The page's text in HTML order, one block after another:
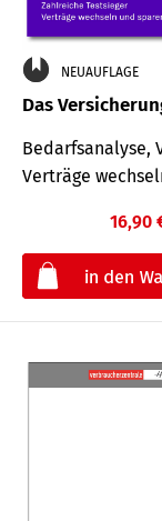
NEUAUFLAGE
Das
Bedarfsanalyse,
Verträge
16,90